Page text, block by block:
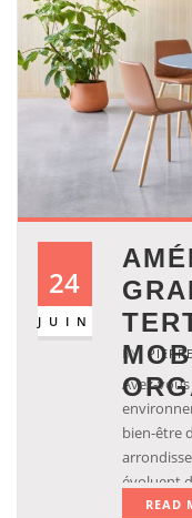
24
JUIN
BY PIERRE
Avez-
bien-être
évoluent
face à
READ